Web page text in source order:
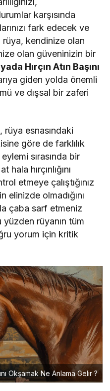
karşısında
fark edecek ve
rüya, kendinize olan
olan güveninizin bir
Hırçın Atın Başını
giden yolda önemli
ve dışsal bir zaferi
rüya esnasındaki
göre de farklılık
sırasında bir
hırçınlığını
etmeye çalıştığınız
elinizde olmadığını
çaba sarf etmeniz
rüyanın tüm
yorum için kritik
Okşamak Ne Anlama Gelir ?